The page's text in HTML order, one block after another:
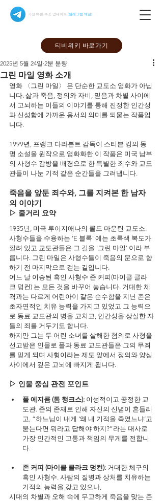
가장 빠른 주소 업데이트 (텔레그램 채널)
티비위키 바로가기
그린 마일 영화 소개
2025년 5월 24일 2분 분량
영화 〈그린 마일〉 은 단순한 교도소 영화가 아닙
니다. 삶과 죽음, 정의와 자비, 믿음과 차별 사이에
서 고뇌하는 이들의 이야기를 통해 진정한 인간성
과 신성함에 가까운 용서의 의미를 되묻는 작품입
니다.
1999년, 프랭크 다라본트 감독이 스티븐 킹의 동
명 소설을 원작으로 영화화한 이 작품은 미국 남부
의 사형수 감방을 배경으로 한 특별한 죄수와 교도
관들이 나눈 기적 같은 순간들을 그려냅니다.
죽음을 앞둔 죄수와, 그를 지켜본 한 남자
의 이야기
▷ 줄거리 요약
1935년, 미국 루이지애나의 콜드 마운틴 교도소.
사형수들을 수용하는 'E 블록' 에는 초록색 복도가
깔려 있고 교도관들은 그 길을 '그린 마일' 이라 부
릅니다. 그린 마일은 사형수들이 죽음의 문으로 향
하기 전 마지막으로 걷는 길입니다.
어느 날 이송된 흑인 사형수 존 커피(마이클 클라
크 덩컨) 는 모든 것을 바꾸어 놓습니다. 거대한 체
격과는 다르게 어린아이 같은 순수함을 지닌 존은
초자연적인 치유 능력을 가지고 있었고 그 능력으
로 동료 교도관의 병을 고치고, 인간성을 상실한 자
들의 죄를 거두기도 합니다.
하지만 그는 두 어린 소녀를 살해한 혐의로 사형을
선고받은 인물로 폴과 동료 교도관들은 그의 무죄
를 믿게 되며 사형이라는 제도 앞에서 정의와 양심
사이에서 깊은 고뇌에 빠지게 됩니다.
▷ 인물 중심 관전 포인트
폴 에지콤 (톰 행크스): 이성적이고 공정한 교
도관. 존의 존재로 인해 자신의 신념이 흔들리
고, “하느님이 내게 ‘왜 내 기적을 죽였느냐’고
묻는다면 뭐라고 답해야 하지?”라는 대사로
가장 인간적인 고통과 책임의 무게를 전합니
다.
존 커피 (마이클 클라크 덩컨): 거대한 체구의
흑인 사형수. 사람의 질병과 상처를 치유하는
기적의 능력을 갖고 있으나,
시대의 차별과 오해 속에 무고하게 죽음을 맞는 존